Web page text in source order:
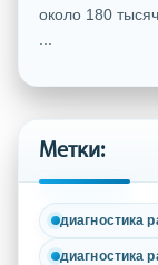
около 180
Метки:
диагностика
диагностика